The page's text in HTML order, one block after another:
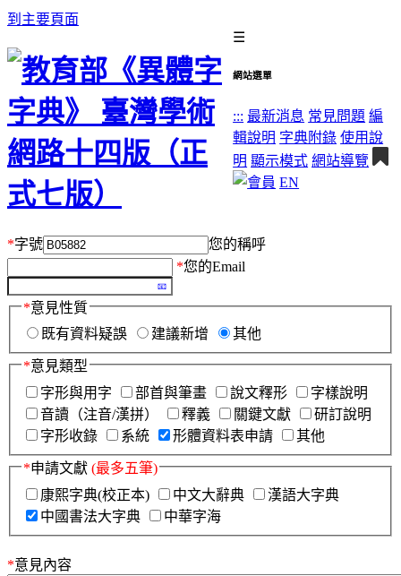
到主要頁面
☰
網站選單
::: 最新消息 常見問題 編
輯說明 字典附錄 使用說
明 顯示模式 網站導覽
EN
*字號
您的稱呼
*您的Email
*意見性質
既有資料疑誤
建議新增 其他
*意見類型
字形與用字
部首與筆畫 說文釋形
字樣說明
音讀（注音/漢拼）
釋義 關鍵文獻
研訂說明
字形收錄
系統 形體資料表申請 其他
*申請文獻 (最多五筆)
康熙字典(校正本)
中文大辭典
漢語大字典
中國書法大字典
中華字海
*意見內容